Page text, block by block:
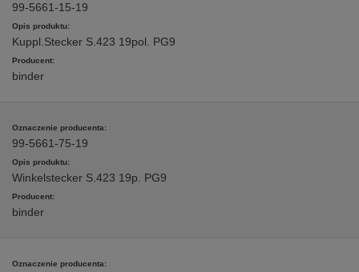
99-5661-15-19
Kuppl.Stecker S.423 19pol. PG9
binder
99-5661-75-19
Winkelstecker S.423 19p. PG9
binder